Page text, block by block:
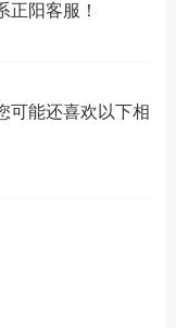
正阳客服！
能还喜欢以下相